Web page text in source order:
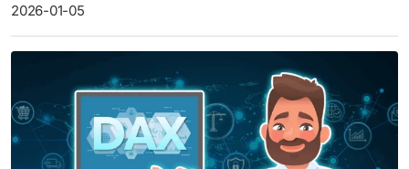
2026-01-05